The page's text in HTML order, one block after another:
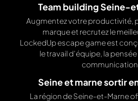
Team building Seine-
Augmentez votre productivité,
marque et recrutez le
LockedUp escape game est
le travail d’équipe, la
communication.
Seine et marne sortir
La région de Seine-et-Marne